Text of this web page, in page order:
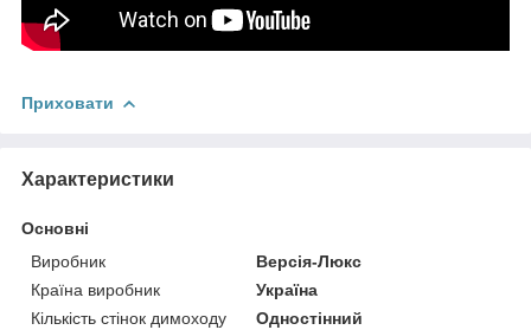
Приховати
Характеристики
Основні
Виробник
Версія-Люкс
Країна виробник
Україна
Кількість стінок димоходу
Одностінний